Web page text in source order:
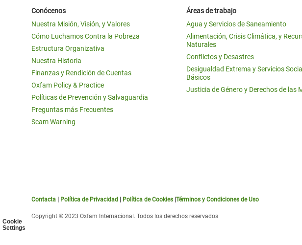
Cookie
Settings
Conócenos
Nuestra Misión, Visión, y Valores
Cómo Luchamos Contra la Pobreza
Estructura Organizativa
Nuestra Historia
Finanzas y Rendición de Cuentas
Oxfam Policy & Practice
Políticas de Prevención y Salvaguardia
Preguntas más Frecuentes
Scam Warning
Áreas de trabajo
Agua y Servicios de Saneamiento
Alimentación, Crisis Climática, y
Naturales
Conflictos y Desastres
Desigualdad Extrema y Servicios
Básicos
Justicia de Género y Derechos de las
Contacta Política de Privacidad Política de Cookies Términos y Condiciones de Uso
Copyright © 2023 Oxfam Internacional. Todos los derechos reservados